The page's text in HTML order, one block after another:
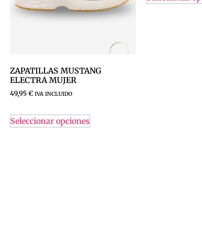
ZAPATILLAS MUSTANG
ELECTRA MUJER
49,95€ IVA INCLUIDO
Seleccionar opciones